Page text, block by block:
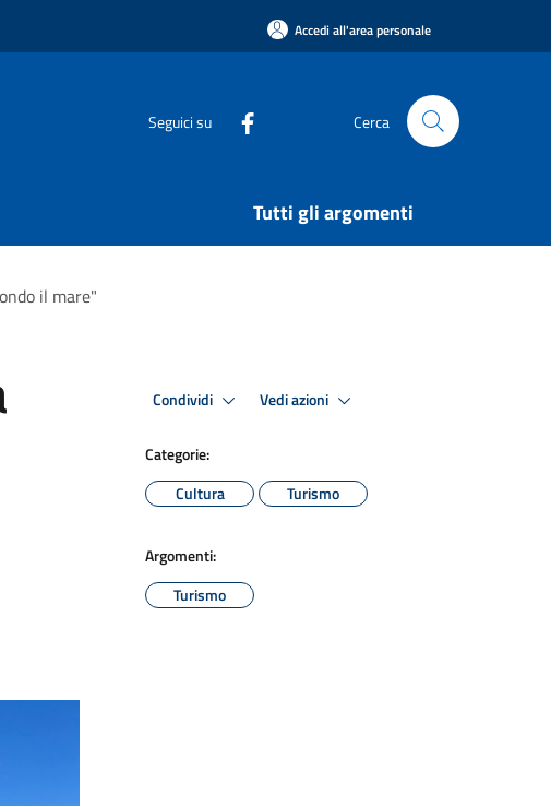
Accedi all'area personale
Seguici su Cerca
Tutti gli argomenti
il mare"
Condividi Vedi azioni
Categorie:
Cultura
Turismo
Argomenti:
Turismo